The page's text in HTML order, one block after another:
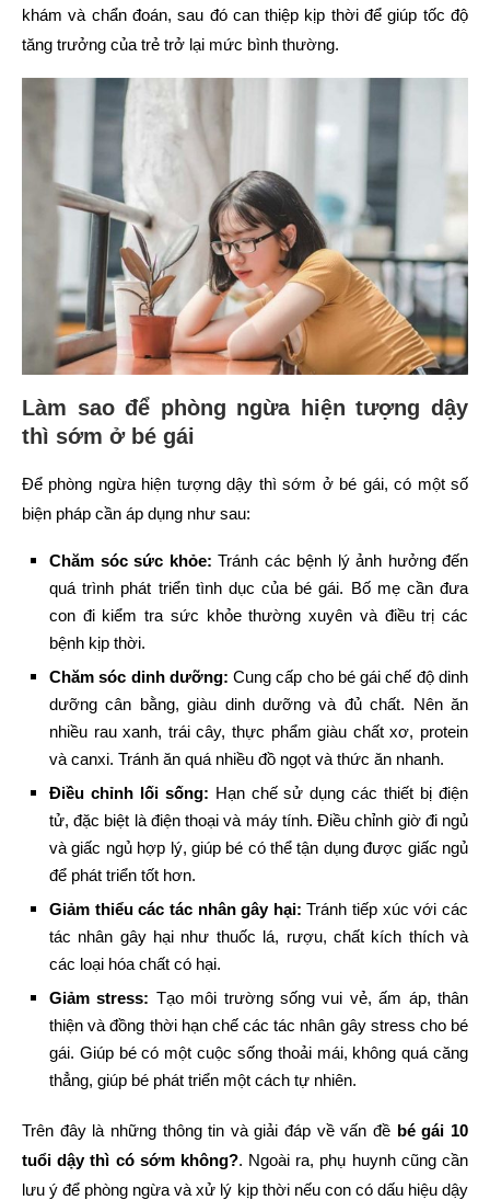
khám và chẩn đoán, sau đó can thiệp kịp thời để giúp tốc độ
tăng trưởng của trẻ trở lại mức bình thường.
Làm sao để phòng ngừa hiện tượng dậy
thì sớm ở bé gái
Để phòng ngừa hiện tượng dậy thì sớm ở bé gái, có một số
biện pháp cần áp dụng như sau:
Chăm sóc sức khỏe: Tránh các bệnh lý ảnh hưởng đến
quá trình phát triển tình dục của bé gái. Bố mẹ cần đưa
con đi kiểm tra sức khỏe thường xuyên và điều trị các
bệnh kịp thời.
Chăm sóc dinh dưỡng: Cung cấp cho bé gái chế độ dinh
dưỡng cân bằng, giàu dinh dưỡng và đủ chất. Nên ăn
nhiều rau xanh, trái cây, thực phẩm giàu chất xơ, protein
và canxi. Tránh ăn quá nhiều đồ ngọt và thức ăn nhanh.
Điều chỉnh lối sống: Hạn chế sử dụng các thiết bị điện
tử, đặc biệt là điện thoại và máy tính. Điều chỉnh giờ đi ngủ
và giấc ngủ hợp lý, giúp bé có thể tận dụng được giấc ngủ
để phát triển tốt hơn.
Giảm thiểu các tác nhân gây hại: Tránh tiếp xúc với các
tác nhân gây hại như thuốc lá, rượu, chất kích thích và
các loại hóa chất có hại.
Giảm stress: Tạo môi trường sống vui vẻ, ấm áp, thân
thiện và đồng thời hạn chế các tác nhân gây stress cho bé
gái. Giúp bé có một cuộc sống thoải mái, không quá căng
thẳng, giúp bé phát triển một cách tự nhiên.
Trên đây là những thông tin và giải đáp về vấn đề bé gái 10
tuổi dậy thì có sớm không?. Ngoài ra, phụ huynh cũng cần
lưu ý để phòng ngừa và xử lý kịp thời nếu con có dấu hiệu dậy